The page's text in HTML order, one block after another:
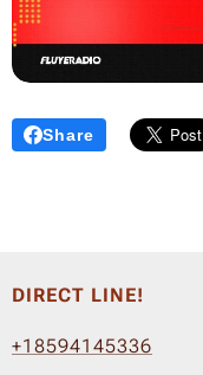
Share
DIRECT LINE!
+18594145336